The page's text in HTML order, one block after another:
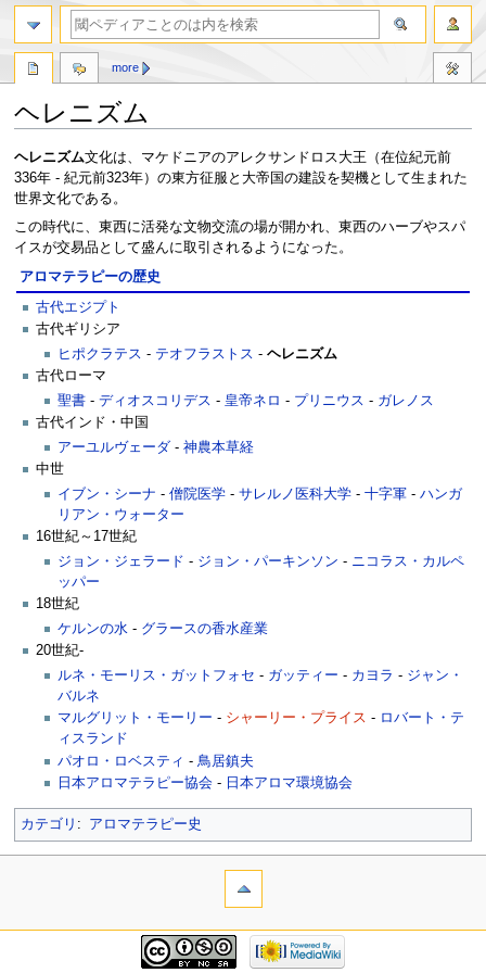
ヘレニズム
ナ
ビ
ゲ
ー
シ
ン
検
索
に
移
動
ヘレニズム文化は、マケドニアのアレクサンドロス大王（在位紀元前
336年 - 紀元前323年）の東方征服と大帝国の建設を契機として生まれた
世界文化である。
この時代に、東西に活発な文物交流の場が開かれ、東西のハーブやスパ
イスが交易品として盛んに取引されるようになった。
アロマテラピーの歴史
古代エジプト
古代ギリシア
ヒポクラテス - テオフラストス -ヘレニズム
古代ローマ
聖書 -ディオスコリデス - 皇帝ネロ - プリニウス - ガレノス
古代インド・中国
アーユルヴェーダ -神農本草経
中世
イブン・シーナ -僧院医学 -サレルノ医科大学 -十字軍 -ハンガ
リアン・ウォーター
16世紀～17世紀
ジョン・ジェラード - ジョン・パーキンソン - ニコラス・カルペ
ッパー
18世紀
ケルンの水 - グラースの香水産業
20世紀-
ルネ・モーリス・ガットフォセ - ガッティー - カヨラ - ジャン・
バルネ
マルグリット・モーリー - シャーリー・プライス - ロバート・テ
ィスランド
パオロ・ロベスティ - 鳥居鎮夫
日本アロマテラピー協会 - 日本アロマ環境協会
カテゴリ : アロマテラピー史
more